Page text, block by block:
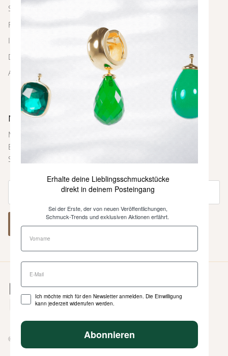
Schmuckpflege
FAQ
Impressum
Datenschutz
AGBs
Newsletter
Melde dich bei unserem Newsletter an und sei immer als
Erste über neue Farben und Kollektionen, Inspirationen,
Styling-Tipps und weitere Neuigkeiten informiert.
ABONNIEREN
© 2026
Erhalte deine Lieblingsschmuckstücke
direkt in deinem Posteingang
Sei der Erste, der von neuen Veröffentlichungen,
Schmuck-Trends und exklusiven Aktionen erfährt.
Ich möchte mich für den Newsletter anmelden. Die Einwilligung
kann jederzeit widerrufen werden.
Abonnieren